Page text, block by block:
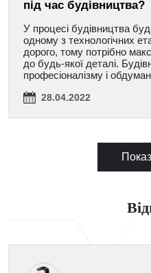
під час будівництва?
У процесі будівництва
одному з технологічних
дорого, тому потрібно
до будь-якої деталі.
професіоналізму і
28.04.2022